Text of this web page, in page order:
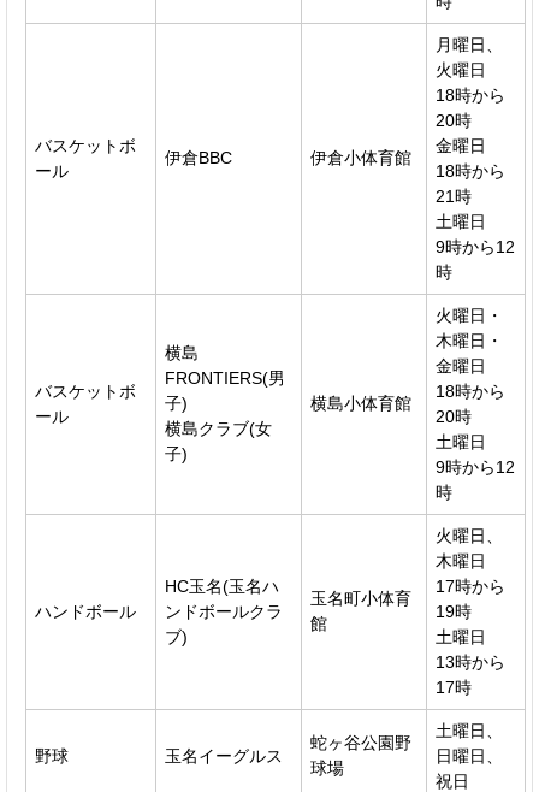
バスケットボ
ール
伊倉BBC 伊倉小体育館
月曜日、
火曜日
18時から
20時
金曜日
18時から
21時
土曜日
9時から12
時
バスケットボ
ール
横島
FRONTIERS(男
子)
横島クラブ(女
子)
横島小体育館
火曜日・
木曜日・
金曜日
18時から
20時
土曜日
9時から12
時
ハンドボール
HC玉名(玉名ハ
ンドボールクラ
ブ)
玉名町小体育
館
火曜日、
木曜日
17時から
19時
土曜日
13時から
17時
野球 玉名イーグルス
蛇ヶ谷公園野
球場
土曜日、
日曜日、
祝日